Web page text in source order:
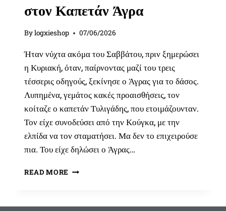
στον Καπετάν Άγρα
Bylogxieshop 07/06/2026
Ήταν νύχτα ακόμα του Σαββάτου, πριν ξημερώσει
η Κυριακή, όταν, παίρνοντας μαζί του τρεις
τέσσερις οδηγούς, ξεκίνησε ο Άγρας για το δάσος.
Λυπημένα, γεμάτος κακές προαισθήσεις, τον
κοίταζε ο καπετάν Τυλιγάδης, που ετοιμάζουνταν.
Τον είχε συνοδεύσει από την Κούγκα, με την
ελπίδα να τον σταματήσει. Μα δεν το επιχειρούσε
πια. Του είχε δηλώσει ο Άγρας…
READ MORE